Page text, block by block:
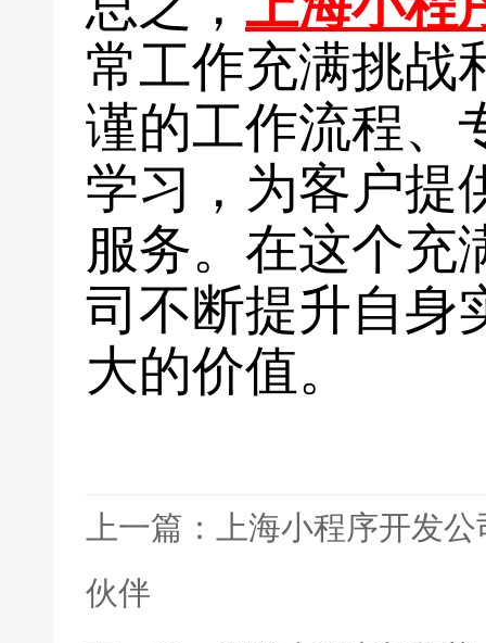
常工作充满挑战
谨的工作流程、
学习，为客户提
服务。在这个充
司不断提升自身
大的价值。
上一篇：上海小程序开发
伙伴